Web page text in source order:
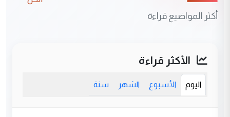
أكثر المواضيع قراءة
الأكثر قراءة
اليوم الأسبوع الشهر سنة